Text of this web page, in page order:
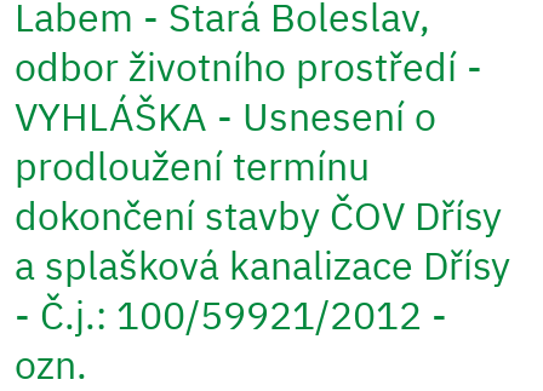
Labem - Stará Boleslav,
odbor životního prostředí -
VYHLÁŠKA - Usnesení o
prodloužení termínu
dokončení stavby ČOV Dřísy
a splašková kanalizace Dřísy
- Č.j.: 100/59921/2012 -
ozn.